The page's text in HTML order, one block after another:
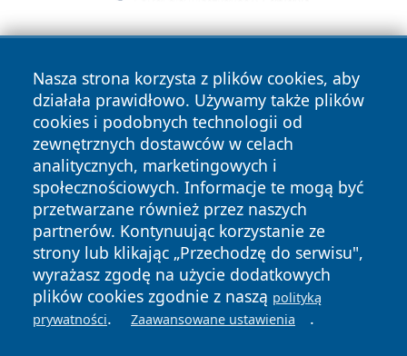
Nasza strona korzysta z plików cookies, aby
działała prawidłowo. Używamy także plików
cookies i podobnych technologii od
zewnętrznych dostawców w celach
analitycznych, marketingowych i
społecznościowych. Informacje te mogą być
przetwarzane również przez naszych
partnerów. Kontynuując korzystanie ze
strony lub klikając „Przechodzę do serwisu",
wyrażasz zgodę na użycie dodatkowych
plików cookies zgodnie z naszą polityką
prywatności. Zaawansowane ustawienia .
Copyright © 2026 portalzielonagora.pl Wszystkie prawa
zastrzeżone.
News Autorzy
Polityka
Prywatności
Polityka
Cookies